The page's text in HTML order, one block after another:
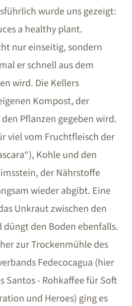
wurde uns gezeigt:
a healthy plant.
nur einseitig, sondern
er schnell aus dem
wird. Die Kellers
Kompost, der
Pflanzen gegeben wird.
viel vom Fruchtfleisch der
Kohle und den
der Nährstoffe
wieder abgibt. Eine
Unkraut zwischen den
den Boden ebenfalls.
zur Trockenmühle des
Fedecocagua (hier
Santos - Rohkaffee für Soft
und Heroes) ging es